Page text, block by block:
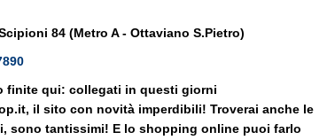
84 (Metro A - Ottaviano S.Pietro)
finite qui: collegati in questi giorni
il sito con novità imperdibili! Troverai anche le
sono tantissimi! E lo shopping online puoi farlo